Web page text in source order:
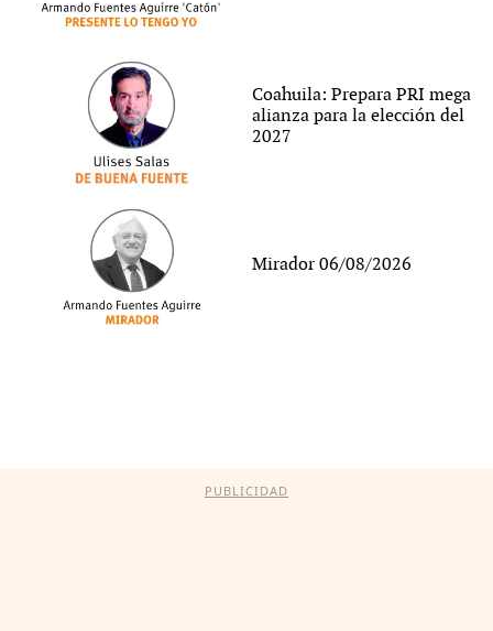
Coahuila: Prepara PRI mega
alianza para la elección del
2027
Mirador 06/08/2026
PUBLICIDAD